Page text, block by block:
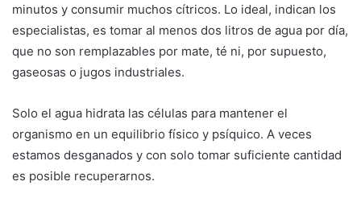
minutos y consumir muchos cítricos. Lo ideal, indican los
especialistas, es tomar al menos dos litros de agua por día,
que no son remplazables por mate, té ni, por supuesto,
gaseosas o jugos industriales.
Solo el agua hidrata las células para mantener el
organismo en un equilibrio físico y psíquico. A veces
estamos desganados y con solo tomar suficiente cantidad
es posible recuperarnos.